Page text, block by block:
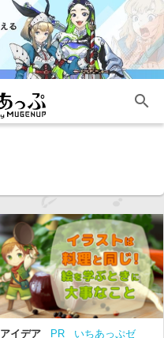
search
アイデア PR
いちあっぷゼ